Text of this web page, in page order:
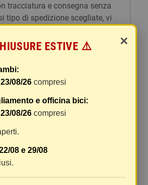
tracciatura e consegna senza
tipo di spedizione scegliate, vi
e le spese postali. I costi
fissi, mentre i costi di trasporto
di raggruppare i
unico ordine. Non ci è
due ordini distinti
addebitate per ognuno di
sarà inviato a vostro rischio,
un'attenzione particolare in
×
ESTIVE ⚠️
23/08/26 compresi
e officina bici:
23/08/26 compresi
08 e 29/08